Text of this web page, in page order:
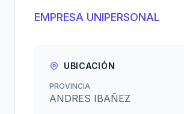
EMPRESA UNIPERSONAL
UBICACIÓN
PROVINCIA
ANDRES IBAÑEZ